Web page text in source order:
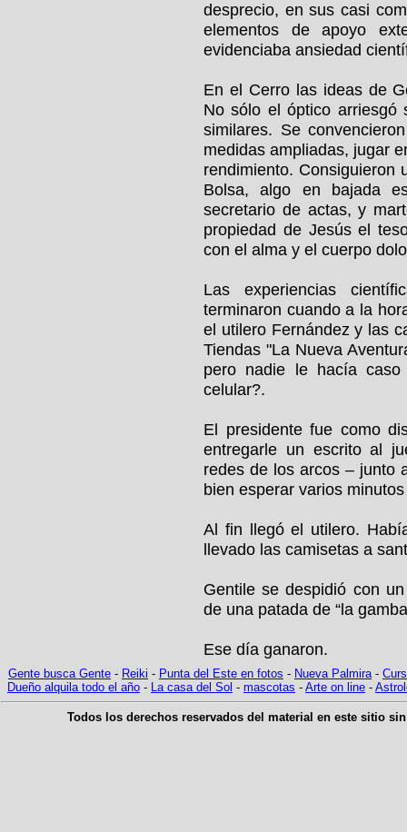
desprecio, en sus casi
elementos de apoyo
evidenciaba ansiedad
En el Cerro las ideas de
No sólo el óptico arriesgó
similares. Se
medidas ampliadas, jugar
rendimiento. Consiguieron
Bolsa, algo en bajada
secretario de actas, y
propiedad de Jesús el
con el alma y el cuerpo
Las experiencias
terminaron cuando a la
el utilero Fernández y las
Tiendas "La Nueva
pero nadie le hacía
celular?.
El presidente fue como
entregarle un escrito al
redes de los arcos – junto
bien esperar varios
Al fin llegó el utilero.
llevado las camisetas a
Gentile se despidió con
de una patada de “la
Ese día ganaron.
Gente busca Gente - Reiki - Punta del Este en fotos - Nueva Palmira-
Dueño alquila todo el año - La casa del Sol - mascotas - Arte on line -
Todos los derechos reservados del material en este sitio